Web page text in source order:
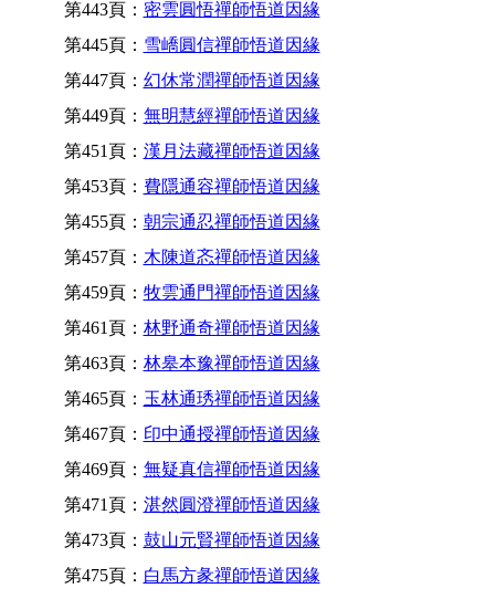
第443頁： 密雲圓悟禪師悟道因緣
第445頁： 雪嶠圓信禪師悟道因緣
第447頁： 幻休常潤禪師悟道因緣
第449頁： 無明慧經禪師悟道因緣
第451頁： 漢月法藏禪師悟道因緣
第453頁： 費隱通容禪師悟道因緣
第455頁： 朝宗通忍禪師悟道因緣
第457頁： 木陳道忞禪師悟道因緣
第459頁： 牧雲通門禪師悟道因緣
第461頁： 林野通奇禪師悟道因緣
第463頁： 林皋本豫禪師悟道因緣
第465頁： 玉林通琇禪師悟道因緣
第467頁： 印中通授禪師悟道因緣
第469頁： 無疑真信禪師悟道因緣
第471頁： 湛然圓澄禪師悟道因緣
第473頁： 鼓山元賢禪師悟道因緣
第475頁： 白馬方彖禪師悟道因緣